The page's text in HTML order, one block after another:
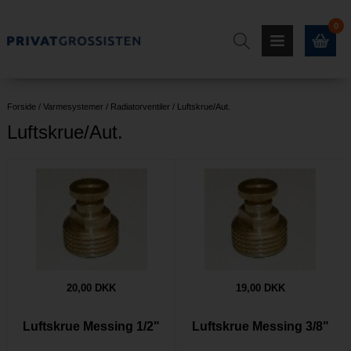
0
Forside / Varmesystemer / Radiatorventiler / Luftskrue/Aut.
Luftskrue/Aut.
20,00 DKK
Luftskrue Messing 1/2"
19,00 DKK
Luftskrue Messing 3/8"